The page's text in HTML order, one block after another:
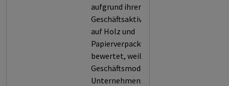
aufgrund ihrer
Geschäftsaktivitäten in Bezug
auf Holz und
Papierverpackungen
bewertet, weil das
Geschäftsmodell des
Unternehmens die